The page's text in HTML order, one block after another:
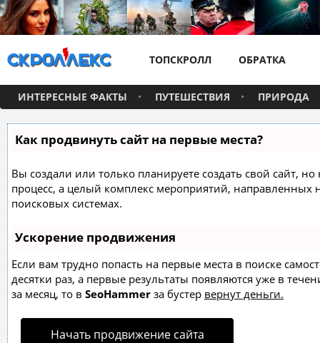
ТОПСКРОЛЛ ОБРАТКА
ИНТЕРЕСНЫЕ ФАКТЫ ПУТЕШЕСТВИЯ ПРИРОДА
Как продвинуть сайт на первые места?
Вы создали или только планируете создать свой сайт,
процесс, а целый комплекс мероприятий,
поисковых системах.
Ускорение продвижения
Если вам трудно попасть на первые места в поиске
десятки раз, а первые результаты появляются уже в
за месяц, то в SeoHammer за бустер вернут деньги.
Начать продвижение сайта